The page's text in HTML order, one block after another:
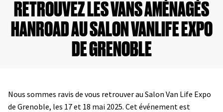
RETROUVEZ LES VANS AMÉNAGÉS
HANROAD AU SALON VANLIFE EXPO
DE GRENOBLE
Nous sommes ravis de vous retrouver au Salon Van Life Expo
de Grenoble, les 17 et 18 mai 2025. Cet événement est